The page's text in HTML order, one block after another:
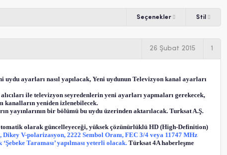
Seçenekler Stil
26 Şubat 2015 1
uydu ayarları nasıl yapılacak, Yeni uydunun Televizyon kanal ayarları
ile televizyon seyredenlerin yeni ayarları yapmaları gerekecek,
kanalların yeniden izlenebilecek.
yayınlarının bir bölümü bu uydu üzerinden aktarılacak. Turksat A.Ş.
olarak güncelleyeceği, yüksek çözünürlüklü HD (High-Definition)
V-polarizasyon, 2222 Sembol Oranı, FEC 3/4 veya 11747 MHz
Taraması’ yapılması yeterli olacak.Türksat 4A haberleşme